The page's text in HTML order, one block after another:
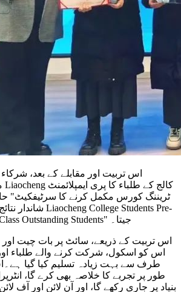
اس تربیت اور مقابلے کے بعد،
ٹریننگ کورس مکمل کرنے کا سرٹیفکیٹ"
employment Training Class Outstanding Students" جیتا۔
اس تربیت کے ذریعے، سائٹ پر بات چیت اور
اس کو اسکول، شرکت کرنے والے طلباء
طرف سے بہت زیادہ تسلیم کیا گیا
طور پر تجربے کا خلاصہ بھی کرے گا،
بنیاد پر جاری رکھے گا، اور آن لائن اور آف